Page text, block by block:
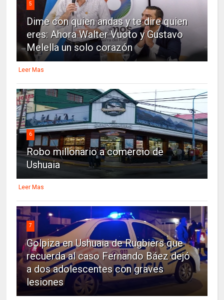
5
Dime con quien andas y te dire quien
eres: Ahora Walter Vuoto y Gustavo
Melella un solo corazón
Leer Mas
6
Robo millonario a comercio de
Ushuaia
Leer Mas
7
Golpiza en Ushuaia de Rugbiers que
recuerda al caso Fernando Báez dejó
a dos adolescentes con graves
lesiones